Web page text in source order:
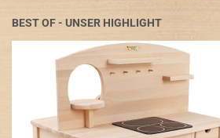
BEST OF - UNSER HIGHLIGHT